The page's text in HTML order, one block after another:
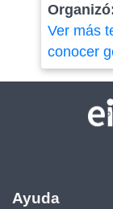
Ver más
conocer
Ayuda